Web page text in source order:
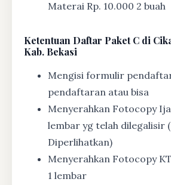
Materai Rp. 10.000 2 buah
Ketentuan Daftar Paket C di
Kab. Bekasi
Mengisi formulir
pendaftaran atau bisa
Menyerahkan Fotocopy
lembar yg telah dilegalisir
Diperlihatkan)
Menyerahkan Fotocopy
1 lembar